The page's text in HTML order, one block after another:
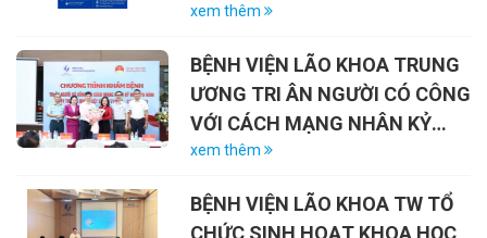
CHỮA BỆNH NĂM 2026
xem thêm
BỆNH VIỆN LÃO KHOA TRUNG
ƯƠNG TRI ÂN NGƯỜI CÓ CÔNG
VỚI CÁCH MẠNG NHÂN KỶ
NIỆM 79 NĂM NGÀY THƯƠNG
27/7/2026)
xem thêm
BỆNH VIỆN LÃO KHOA TW TỔ
CHỨC SINH HOẠT KHOA HỌC